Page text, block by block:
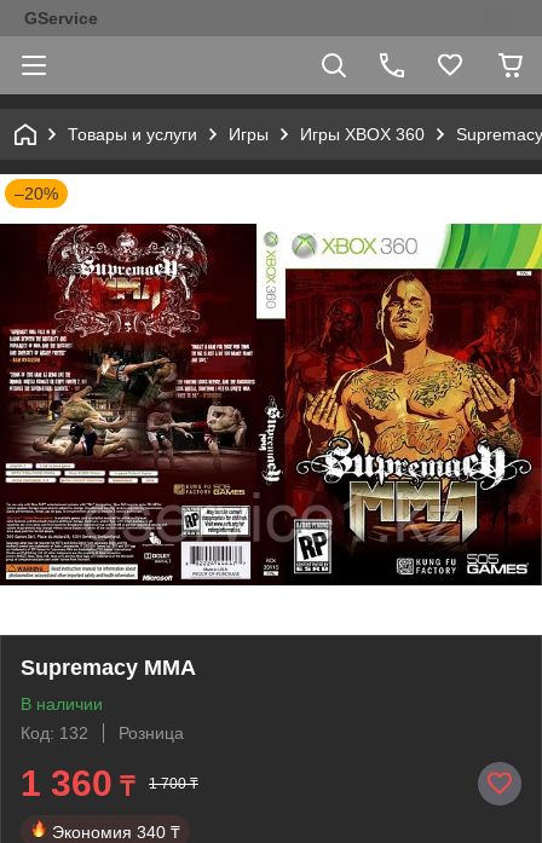
GService
Товары и услуги Игры Игры XBOX 360
–20%
Supremacy MMA
В наличии
Код: 132
Розница
1 360 ₸ 1 700 ₸
Экономия 340 ₸